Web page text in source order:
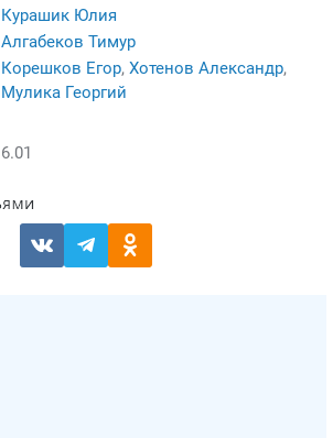
Курашик Юлия
Алгабеков Тимур
Корешков Егор, Хотенов Александр,
Мулика Георгий
6.01